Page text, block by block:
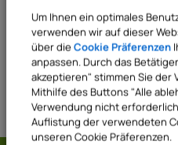
42 Bauordnungswesen
Um Ihnen ein optimales
verwenden wir auf dieser
über die Cookie Präferenzen
anpassen. Durch das
akzeptieren" stimmen Sie der
Mithilfe des Buttons "Alle
Verwendung nicht
Auflistung der verwendeten
unseren Cookie Präferenzen.